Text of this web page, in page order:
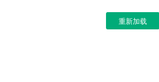
重新加载